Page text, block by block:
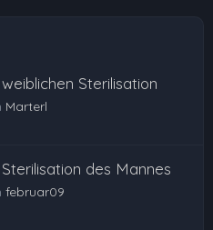
Sterilisation
Marterl
des Mannes
februar09